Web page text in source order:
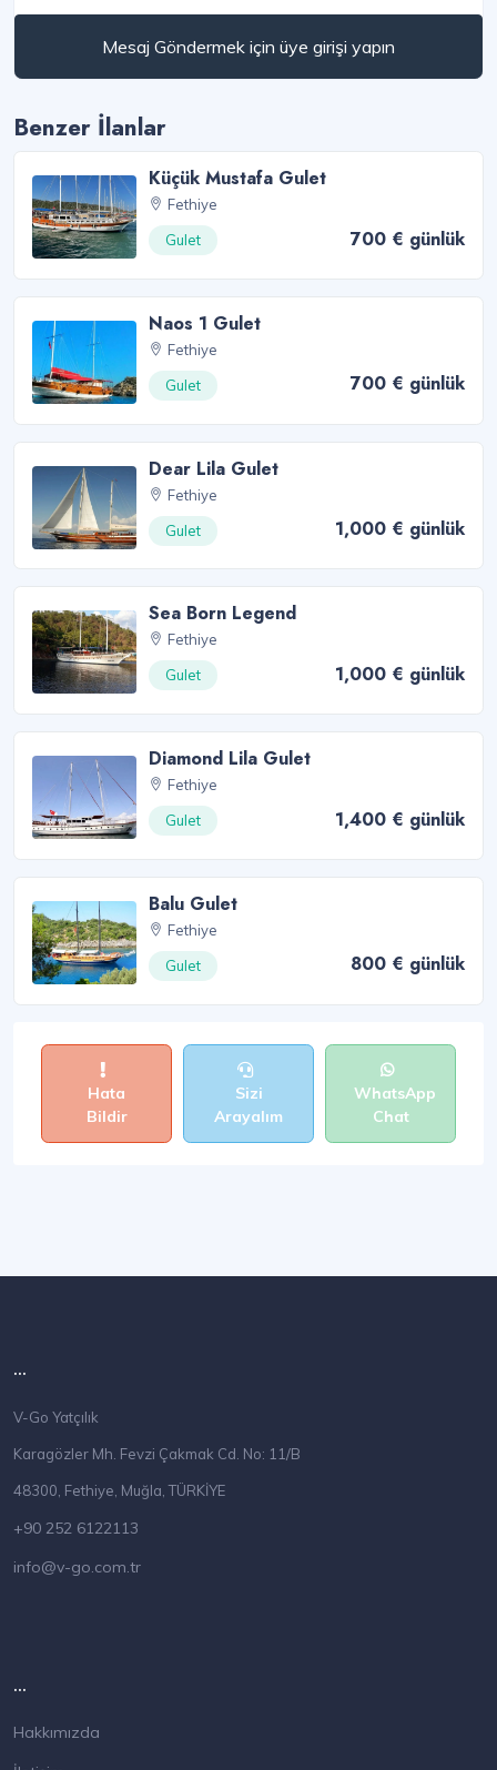
Mesaj Göndermek için üye girişi yapın
Benzer İlanlar
Küçük Mustafa Gulet
Fethiye
Gulet
700 € günlük
Naos 1 Gulet
Fethiye
Gulet
700 € günlük
Dear Lila Gulet
Fethiye
Gulet
1,000 € günlük
Sea Born Legend
Fethiye
Gulet
1,000 € günlük
Diamond Lila Gulet
Fethiye
Gulet
1,400 € günlük
Balu Gulet
Fethiye
Gulet
800 € günlük
Hata
Bildir
Sizi
Arayalım
WhatsApp
Chat
...
V-Go Yatçılık
Karagözler Mh. Fevzi Çakmak Cd. No: 11/B
48300, Fethiye, Muğla, TÜRKİYE
+90 252 6122113
info@v-go.com.tr
...
Hakkımızda